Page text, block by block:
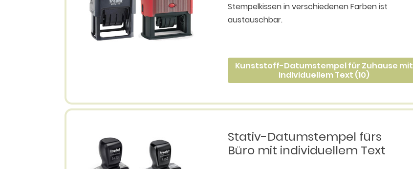
Stempelkissen in verschiedenen Farben ist
austauschbar.
Kunststoff-Datumstempel für Zuhause mit
individuellem Text (10)
Stativ-Datumstempel fürs
Büro mit individuellem Text